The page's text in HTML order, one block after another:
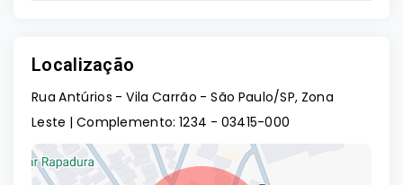
Localização
Rua Antúrios - Vila Carrão - São Paulo/SP, Zona
Leste | Complemento: 1234 - 03415-000